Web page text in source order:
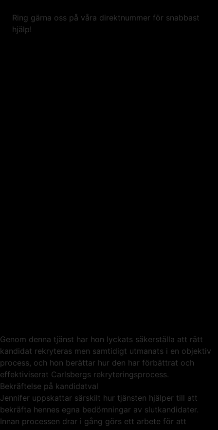
Ring gärna oss på våra direktnummer för snabbast
hjälp!
Genom denna tjänst har hon lyckats säkerställa att rätt
kandidat rekryteras men samtidigt utmanats i en objektiv
process, och hon berättar hur den har förbättrat och
effektiviserat Carlsbergs rekryteringsprocess.
Bekräftelse på kandidatval
Jennifer uppskattar särskilt hur tjänsten hjälper till att
bekräfta hennes egna bedömningar av slutkandidater.
Innan processen drar i gång görs ett arbete för att